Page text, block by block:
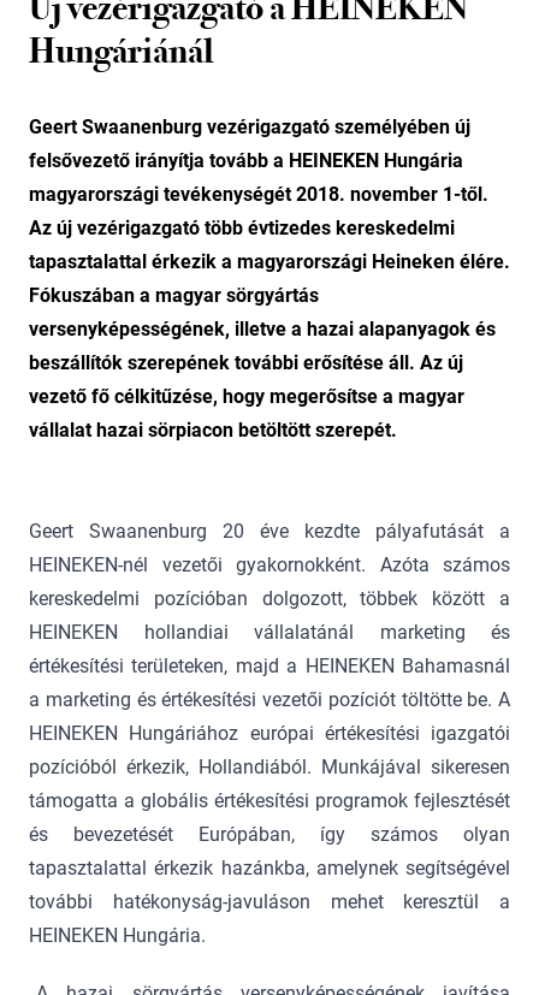
Hungáriánál
Geert Swaanenburg vezérigazgató személyében új
felsővezető irányítja tovább a HEINEKEN Hungária
magyarországi tevékenységét 2018. november 1-től.
Az új vezérigazgató több évtizedes kereskedelmi
tapasztalattal érkezik a magyarországi Heineken élére.
Fókuszában a magyar sörgyártás
versenyképességének, illetve a hazai alapanyagok és
beszállítók szerepének további erősítése áll. Az új
vezető fő célkitűzése, hogy megerősítse a magyar
vállalat hazai sörpiacon betöltött szerepét.
Geert Swaanenburg 20 éve kezdte pályafutását a
HEINEKEN-nél vezetői gyakornokként. Azóta számos
kereskedelmi pozícióban dolgozott, többek között a
HEINEKEN hollandiai vállalatánál marketing és
értékesítési területeken, majd a HEINEKEN Bahamasnál
a marketing és értékesítési vezetői pozíciót töltötte be. A
HEINEKEN Hungáriához európai értékesítési igazgatói
pozícióból érkezik, Hollandiából. Munkájával sikeresen
támogatta a globális értékesítési programok fejlesztését
és bevezetését Európában, így számos olyan
tapasztalattal érkezik hazánkba, amelynek segítségével
további hatékonyság-javuláson mehet keresztül a
HEINEKEN Hungária.